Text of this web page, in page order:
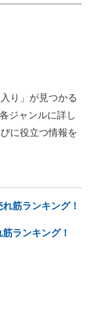
り」が見つかる
ジャンルに詳し
に役立つ情報を
筋ランキング！
ランキング！